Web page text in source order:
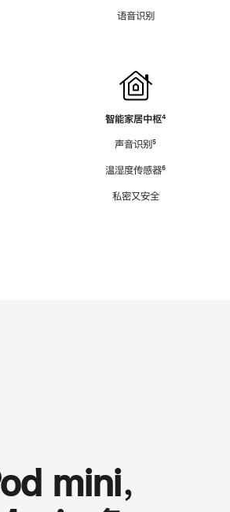
语音识别
智能家居中枢脚
⁴
声音识别脚
⁵
温湿度传感器脚
⁶
私密又安全
mini，